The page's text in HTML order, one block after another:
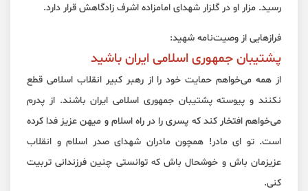
رسید. مزار او در گلزار شهدای امامزاده اشرف زادگاهش قرار دارد.
فرازهایی از وصیت‌نامه شهید:
پشتیبان جمهوری اسلامی ایران باشید
از همه می‌خواهم حمایت خود را از رهبر کبیر انقلاب اسلامی قطع
نکنند و پیوسته پشتیبان جمهوری اسلامی ایران باشند. از پدرم
می‌خواهم افتخار کند که پسری را در راه اسلام و میهن عزیز فدا کرده
است. تو‌ ای مادر! همچون مادران شهدای صدر اسلام و انقلاب
عزیزمان باش و خوشحال باش که توانستی چنین فرزندانی تربیت
کنی.